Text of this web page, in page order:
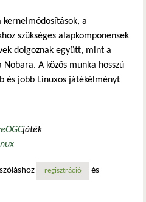
kernelmódosítások, a
szükséges alapkomponensek
dolgoznak együtt, mint a
A közös munka hosszú
és jobb Linuxos játékélményt
OGCjáték
open gaming collective – új szintre léphet
regisztráció és